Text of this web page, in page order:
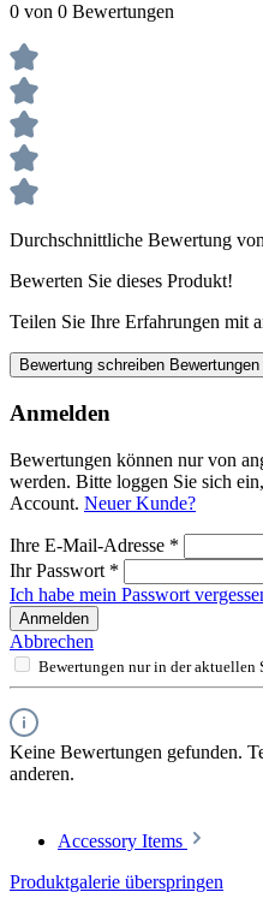
0 von 0 Bewertungen
Durchschnittliche Bewertung
Bewerten Sie dieses Produkt!
Teilen Sie Ihre Erfahrungen mit
Bewertung schreiben
Anmelden
Bewertungen können nur von
werden. Bitte loggen Sie sich
Account. Neuer Kunde?
Ihre E-Mail-Adresse *
Ihr Passwort *
Ich habe mein Passwort
Anmelden
Abbrechen
Bewertungen nur in der aktuellen
Keine Bewertungen gefunden.
anderen.
Accessory Items
Produktgalerie überspringen